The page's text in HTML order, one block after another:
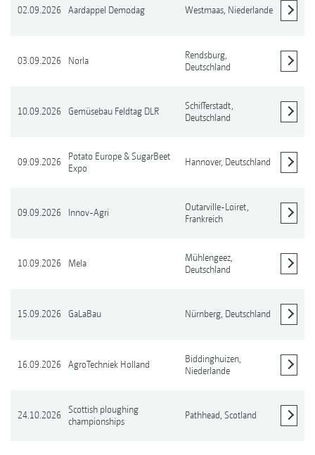
02.09.2026 Aardappel Demodag Westmaas, Niederlande
03.09.2026 Norla
Rendsburg,
Deutschland
10.09.2026 Gemüsebau Feldtag DLR
Schifferstadt,
Deutschland
09.09.2026
Potato Europe & SugarBeet
Expo
Hannover, Deutschland
09.09.2026 Innov-Agri
Outarville-Loiret,
Frankreich
10.09.2026 Mela
Mühlengeez,
Deutschland
15.09.2026 GaLaBau Nürnberg, Deutschland
16.09.2026 AgroTechniek Holland
Biddinghuizen,
Niederlande
24.10.2026
Scottish ploughing
championships
Pathhead, Scotland